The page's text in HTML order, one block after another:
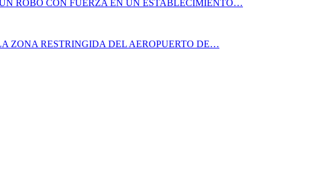
ROBO CON FUERZA EN UN ESTABLECIMIENTO…
ZONA RESTRINGIDA DEL AEROPUERTO DE…